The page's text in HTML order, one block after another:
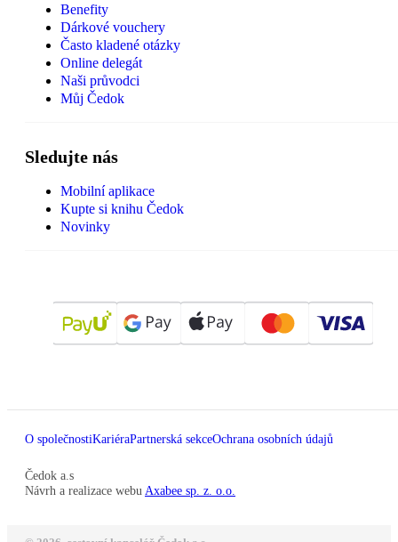
Benefity
Dárkové vouchery
Často kladené otázky
Online delegát
Naši průvodci
Můj Čedok
Sledujte nás
Mobilní aplikace
Kupte si knihu Čedok
Novinky
O společnostiKariéraPartnerská sekceOchrana osobních údajů
Čedok a.s
Návrh a realizace webu Axabee sp. z. o.o.